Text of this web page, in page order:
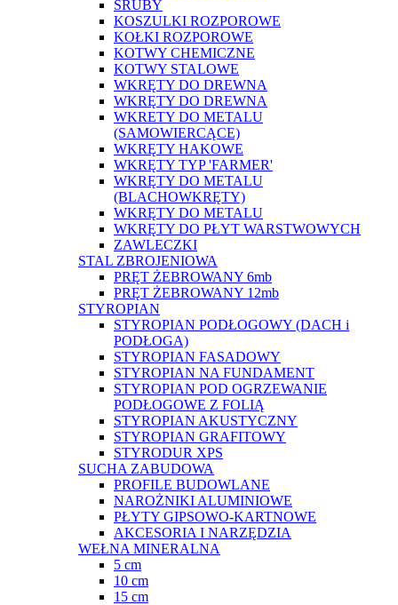
ŚRUBY
KOSZULKI ROZPOROWE
KOŁKI ROZPOROWE
KOTWY CHEMICZNE
KOTWY STALOWE
WKRĘTY DO DREWNA
WKRĘTY DO DREWNA
WKRETY DO METALU
(SAMOWIERCĄCE)
WKRĘTY HAKOWE
WKRĘTY TYP 'FARMER'
WKRĘTY DO METALU
(BLACHOWKRĘTY)
WKRĘTY DO METALU
WKRĘTY DO PŁYT WARSTWOWYCH
ZAWLECZKI
STAL ZBROJENIOWA
PRĘT ŻEBROWANY 6mb
PRĘT ŻEBROWANY 12mb
STYROPIAN
STYROPIAN PODŁOGOWY (DACH i
PODŁOGA)
STYROPIAN FASADOWY
STYROPIAN NA FUNDAMENT
STYROPIAN POD OGRZEWANIE
PODŁOGOWE Z FOLIĄ
STYROPIAN AKUSTYCZNY
STYROPIAN GRAFITOWY
STYRODUR XPS
SUCHA ZABUDOWA
PROFILE BUDOWLANE
NAROŻNIKI ALUMINIOWE
PŁYTY GIPSOWO-KARTNOWE
AKCESORIA I NARZĘDZIA
WEŁNA MINERALNA
5 cm
10 cm
15 cm